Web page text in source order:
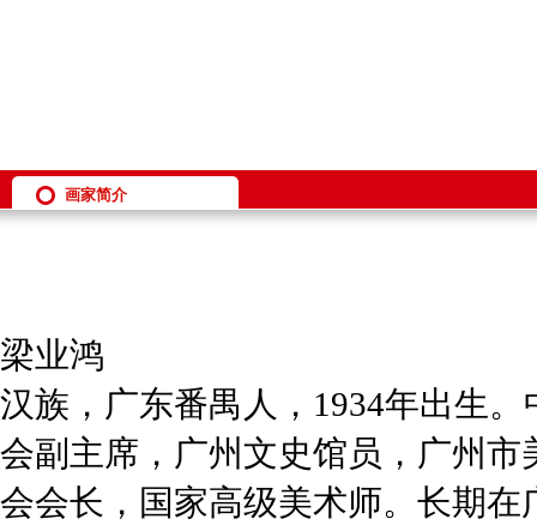
画家简介
梁业鸿
汉族，广东番禺人，1934年出生
会副主席，广州文史馆员，广州
会会长，国家高级美术师。长期